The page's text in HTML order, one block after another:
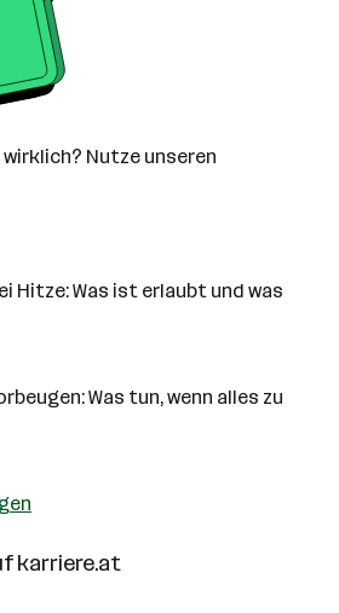
Nutze unseren
Hitze: Was ist erlaubt und was
Was tun, wenn alles zu
karriere.at